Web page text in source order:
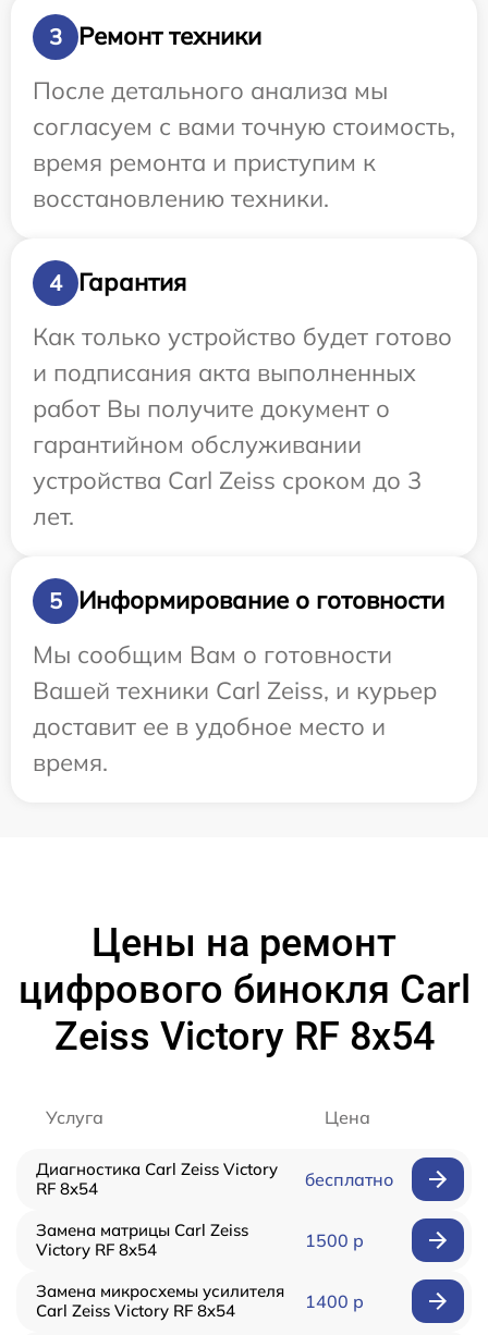
3
Ремонт техники
После детального анализа мы
согласуем с вами точную стоимость,
время ремонта и приступим к
восстановлению техники.
4
Гарантия
Как только устройство будет готово
и подписания акта выполненных
работ Вы получите документ о
гарантийном обслуживании
устройства Carl Zeiss сроком до 3
лет.
5
Информирование о готовности
Мы сообщим Вам о готовности
Вашей техники Carl Zeiss, и курьер
доставит ее в удобное место и
время.
Цены на ремонт
цифрового бинокля Carl
Zeiss Victory RF 8x54
Услуга Цена
Диагностика Carl Zeiss Victory
RF 8x54
бесплатно
Замена матрицы Carl Zeiss
Victory RF 8x54
1500 р
Замена микросхемы усилителя
Carl Zeiss Victory RF 8x54
1400 р